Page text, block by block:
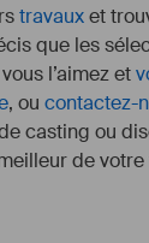
travauxet
que les
l’aimez et
, ou contactez-
casting ou
de